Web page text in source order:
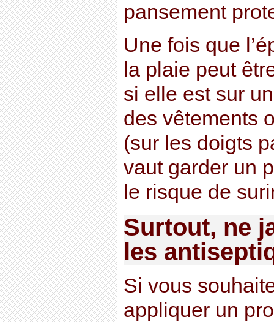
pansement
Une fois que
la plaie peut
si elle est sur
des vêtements
(sur les doigts
vaut garder un
le risque de
Surtout, ne
les
Si vous
appliquer un